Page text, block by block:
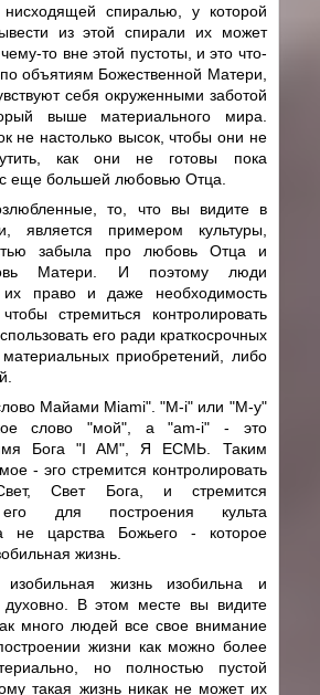
нисходящей спиралью, у которой
из этой спирали их может
то вне этой пустоты, и это что-
по объятиям Божественной Матери,
себя окруженными заботой
выше материального мира.
не настолько высок, чтобы они не
как они не готовы пока
с еще большей любовью Отца.
то, что вы видите в
является примером культуры,
забыла про любовь Отца и
Матери. И поэтому люди
их право и даже необходимость
стремиться контролировать
его ради краткосрочных
приобретений, либо
Майами Miami". "M-i" или "M-y"
слово "мой", а "am-i" - это
имя Бога "I AM", Я ЕСМЬ. Таким
- эго стремится контролировать
Свет Бога, и стремится
его для построения культа
не царства Божьего - которое
жизнь.
изобильная жизнь изобильна и
В этом месте вы видите
много людей все свое внимание
жизни как можно более
но полностью пустой
такая жизнь никак не может их